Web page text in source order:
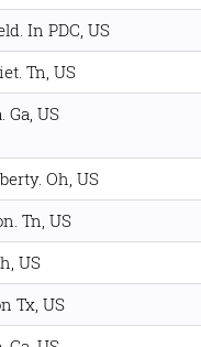
In PDC, US
Tn, US
Ga, US
Oh, US
Tn, US
US
Tx, US